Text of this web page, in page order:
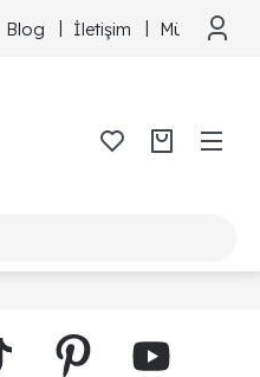
Blog İletişim Müşteri